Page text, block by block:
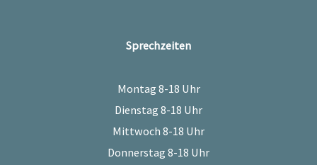
Sprechzeiten
Montag 8-18 Uhr
Dienstag 8-18 Uhr
Mittwoch 8-18 Uhr
Donnerstag 8-18 Uhr